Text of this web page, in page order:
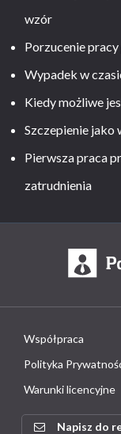
wzór
Porzucenie
Wypadek w
Kiedy możliwe
Szczepienie jako
Pierwsza praca
zatrudnienia
Współpraca
Polityka
Warunki licencyjne
Napisz do